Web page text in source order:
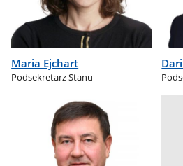
Maria Ejchart
Podsekretarz Stanu